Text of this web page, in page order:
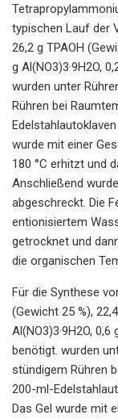
typischen Lauf der
26,2 g TPAOH
g Al(NO3)3·9H2O,
wurden unter
Rühren bei
wurde mit einer
180 °C erhitzt und
Anschließend
abgeschreckt. Die
entionisiertem
getrocknet und
die organischen
Für die Synthese
(Gewicht 25 %),
Al(NO3)3·9H2O,
benötigt. wurden
stündigem Rühren
200-ml-
Das Gel wurde mit